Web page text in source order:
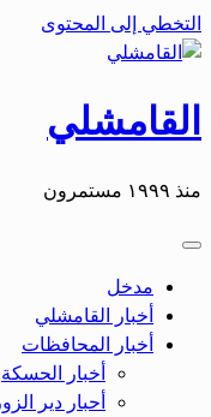
التخطي إلى المحتوى
القامشلي
منذ ١٩٩٩ مستمرون
مدخل
أخبار القامشلي
أخبار المحافظات
أخبار الحسكة
أحبار دير الزور